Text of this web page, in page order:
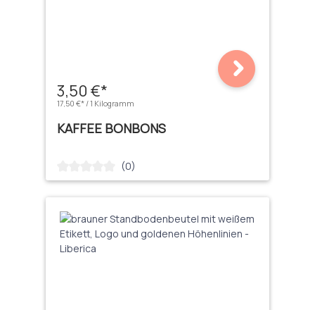
3,50 €*
17,50 €* / 1 Kilogramm
KAFFEE BONBONS
Durchschnittliche Bewertung von 0 von 5 Sternen
(0)